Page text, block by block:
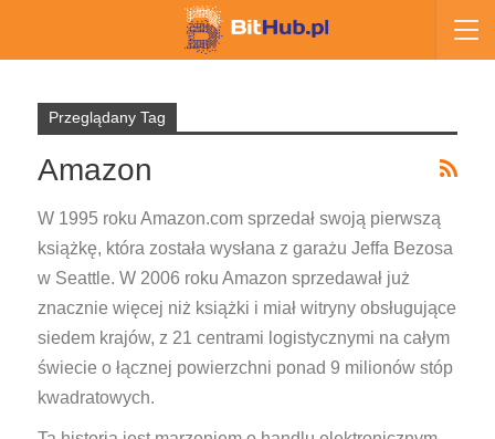
Przeglądany Tag
Amazon
W 1995 roku Amazon.com sprzedał swoją pierwszą
książkę, która została wysłana z garażu Jeffa Bezosa
w Seattle. W 2006 roku Amazon sprzedawał już
znacznie więcej niż książki i miał witryny obsługujące
siedem krajów, z 21 centrami logistycznymi na całym
świecie o łącznej powierzchni ponad 9 milionów stóp
kwadratowych.